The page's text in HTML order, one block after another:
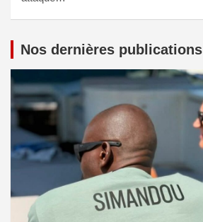
Nos dernières publications